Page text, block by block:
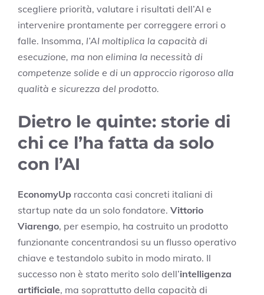
scegliere priorità, valutare i risultati dell’AI e
intervenire prontamente per correggere errori o
falle. Insomma, l’AI moltiplica la capacità di
esecuzione, ma non elimina la necessità di
competenze solide e di un approccio rigoroso alla
qualità e sicurezza del prodotto.
Dietro le quinte: storie di
chi ce l’ha fatta da solo
con l’AI
EconomyUp racconta casi concreti italiani di
startup nate da un solo fondatore. Vittorio
Viarengo, per esempio, ha costruito un prodotto
funzionante concentrandosi su un flusso operativo
chiave e testandolo subito in modo mirato. Il
successo non è stato merito solo dell’intelligenza
artificiale, ma soprattutto della capacità di